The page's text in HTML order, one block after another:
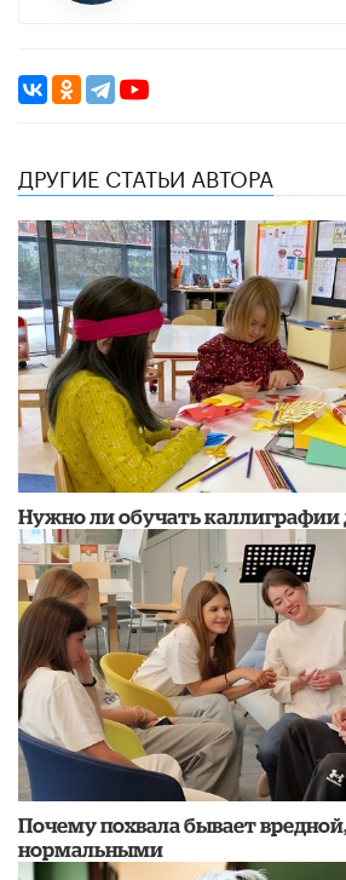
ДРУГИЕ СТАТЬИ АВТОРА
Нужно ли обучать
​Почему похвала бывает
нормальными